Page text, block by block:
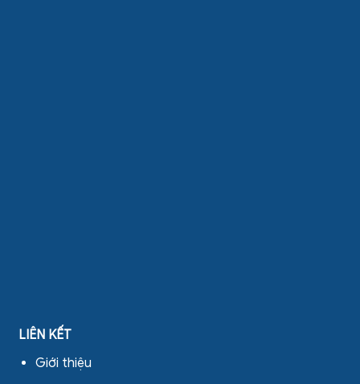
LIÊN KẾT
Giới thiệu